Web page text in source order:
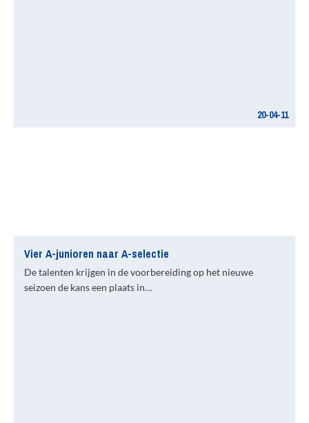
20-04-11
Vier A-junioren naar A-selectie
De talenten krijgen in de voorbereiding op het nieuwe
seizoen de kans een plaats in…